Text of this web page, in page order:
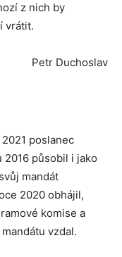
z nich by
vrátit.
Petr Duchoslav
poslanec
2016 působil i jako
mandát
2020 obhájil,
komise a
vzdal.